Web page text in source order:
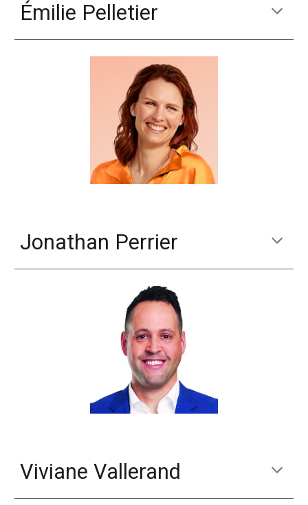
Émilie Pelletier
Jonathan Perrier
Viviane Vallerand